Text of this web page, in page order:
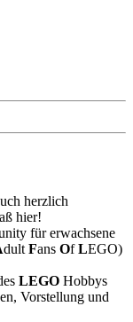
herzlich
hier!
für erwachsene
dult Fans OfLEGO)
LEGO Hobbys
Vorstellung und